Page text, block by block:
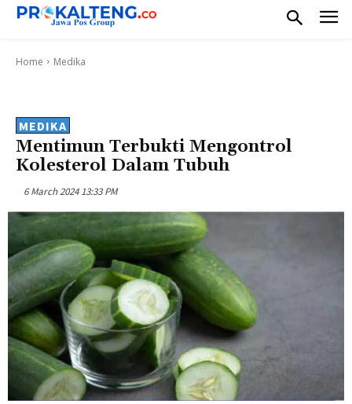
Home Medika
MEDIKA
Mentimun Terbukti Mengontrol
Kolesterol Dalam Tubuh
6 March 2024 13:33 PM